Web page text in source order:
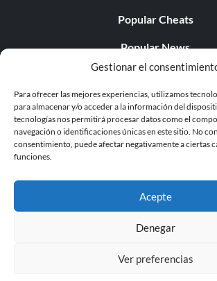
Gestionar el
Para ofrecer las mejores experiencias, utilizamos
para almacenar y/o acceder a la información del
tecnologías nos permitirá procesar datos como el
navegación o identificaciones únicas en este sitio. No
consentimiento, puede afectar negativamente a ciertas
funciones.
Acepte
Denegar
Ver preferencias
Popular Cheats
Popular News
Popular Editorials
Popular Free Games
LATEST UPDATES
© 1998 - 2026 MegaGames.com All